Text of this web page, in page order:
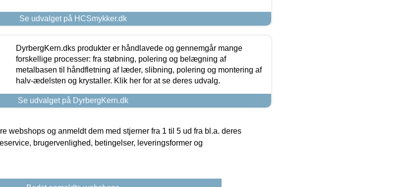
Se udvalget på HCSmykker.dk
DyrbergKern.dks produkter er håndlavede og gennemgår mange
forskellige processer: fra støbning, polering og belægning af
metalbasen til håndfletning af læder, slibning, polering og montering af
halv-ædelsten og krystaller. Klik her for at se deres udvalg.
Se udvalget på DyrbergKern.dk
webshops og anmeldt dem med stjerner fra 1 til 5 ud fra bl.a. deres
brugervenlighed, betingelser, leveringsformer og